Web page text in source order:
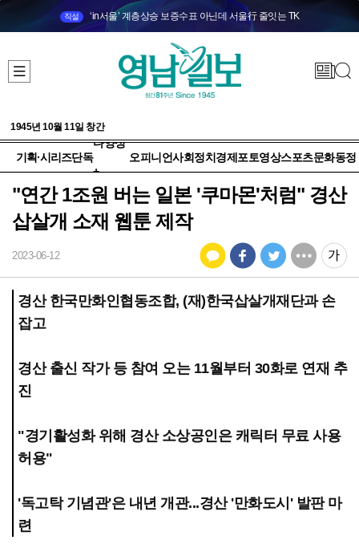
직설 ‘in서울’ 계층상승 보증수표 아닌데 서울行 줄잇는 TK
1945년 10월 11일 창간
기획·시리즈단독
다양성
+
오피니언사회정치 경제 포토영상스포츠문화동정
"연간 1조원 버는 일본 '쿠마몬'처럼" 경산
삽살개 소재 웹툰 제작
2023-06-12
경산 한국만화인협동조합, (재)한국삽살개재단과 손
잡고
경산 출신 작가 등 참여 오는 11월부터 30화로 연재 추
진
"경기활성화 위해 경산 소상공인은 캐릭터 무료 사용
허용"
'독고탁 기념관'은 내년 개관...경산 '만화도시' 발판 마
련